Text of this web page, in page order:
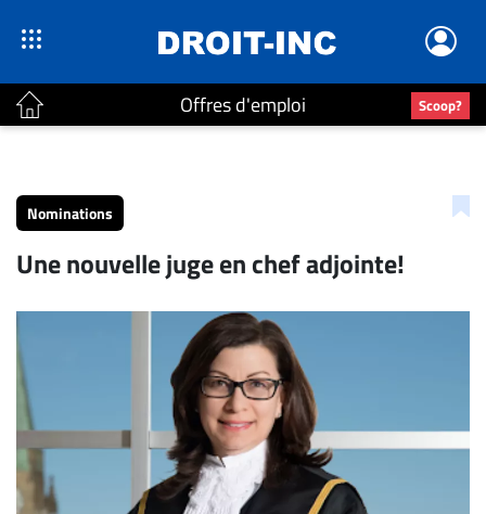
Offres d'emploi Scoop?
Accueil
Continu
Campus
Archives
Nominations
Une nouvelle juge en chef adjointe!